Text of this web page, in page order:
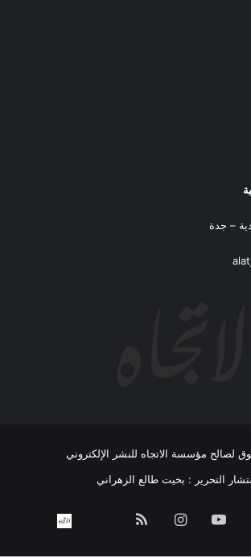
– جدة
لصالح مؤسسة الاتجاه للنشر الإلكتروني
التحرير : بخيت طالع الزهراني
‫YouTubeانستقرامملخص نبض